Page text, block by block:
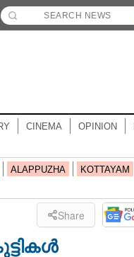
CINEMA OPINION
ALAPPUZHA KOTTAYAM
Share